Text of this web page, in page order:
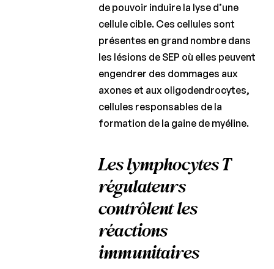
de pouvoir induire la lyse d’une
cellule cible. Ces cellules sont
présentes en grand nombre dans
les lésions de SEP où elles peuvent
engendrer des dommages aux
axones et aux oligodendrocytes,
cellules responsables de la
formation de la gaine de myéline.
Les lymphocytes T
régulateurs
contrôlent les
réactions
immunitaires